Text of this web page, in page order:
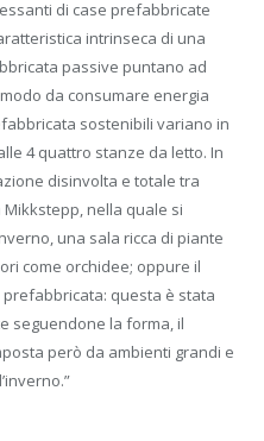
di case prefabbricate
intrinseca di una
passive puntano ad
da consumare energia
sostenibili variano in
4 quattro stanze da letto. In
disinvolta e totale tra
nella quale si
una sala ricca di piante
come orchidee; oppure il
questa è stata
seguendone la forma, il
però da ambienti grandi e